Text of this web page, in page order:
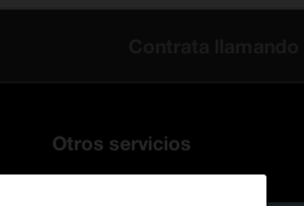
Otros servicios